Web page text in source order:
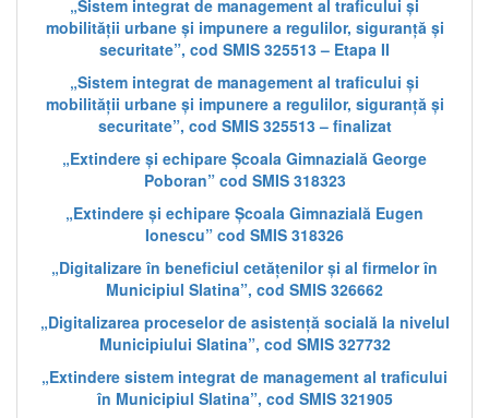
„Sistem integrat de management al traficului și
mobilității urbane și impunere a regulilor, siguranță și
securitate”, cod SMIS 325513 – Etapa II
„Sistem integrat de management al traficului și
mobilității urbane și impunere a regulilor, siguranță și
securitate”, cod SMIS 325513 – finalizat
„Extindere și echipare Școala Gimnazială George
Poboran” cod SMIS 318323
„Extindere și echipare Școala Gimnazială Eugen
Ionescu” cod SMIS 318326
„Digitalizare în beneficiul cetățenilor și al firmelor în
Municipiul Slatina”, cod SMIS 326662
„Digitalizarea proceselor de asistență socială la nivelul
Municipiului Slatina”, cod SMIS 327732
„Extindere sistem integrat de management al traficului
în Municipiul Slatina”, cod SMIS 321905